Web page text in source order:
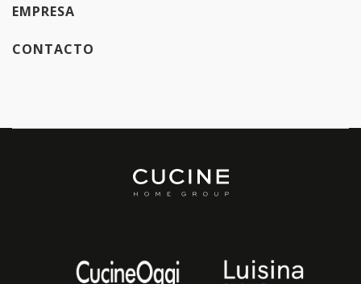
EMPRESA
CONTACTO